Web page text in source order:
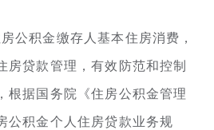
公积金缴存人基本住房消费，
房贷款管理，有效防范和控制
根据国务院《住房公积金管理
公积金个人住房贷款业务规